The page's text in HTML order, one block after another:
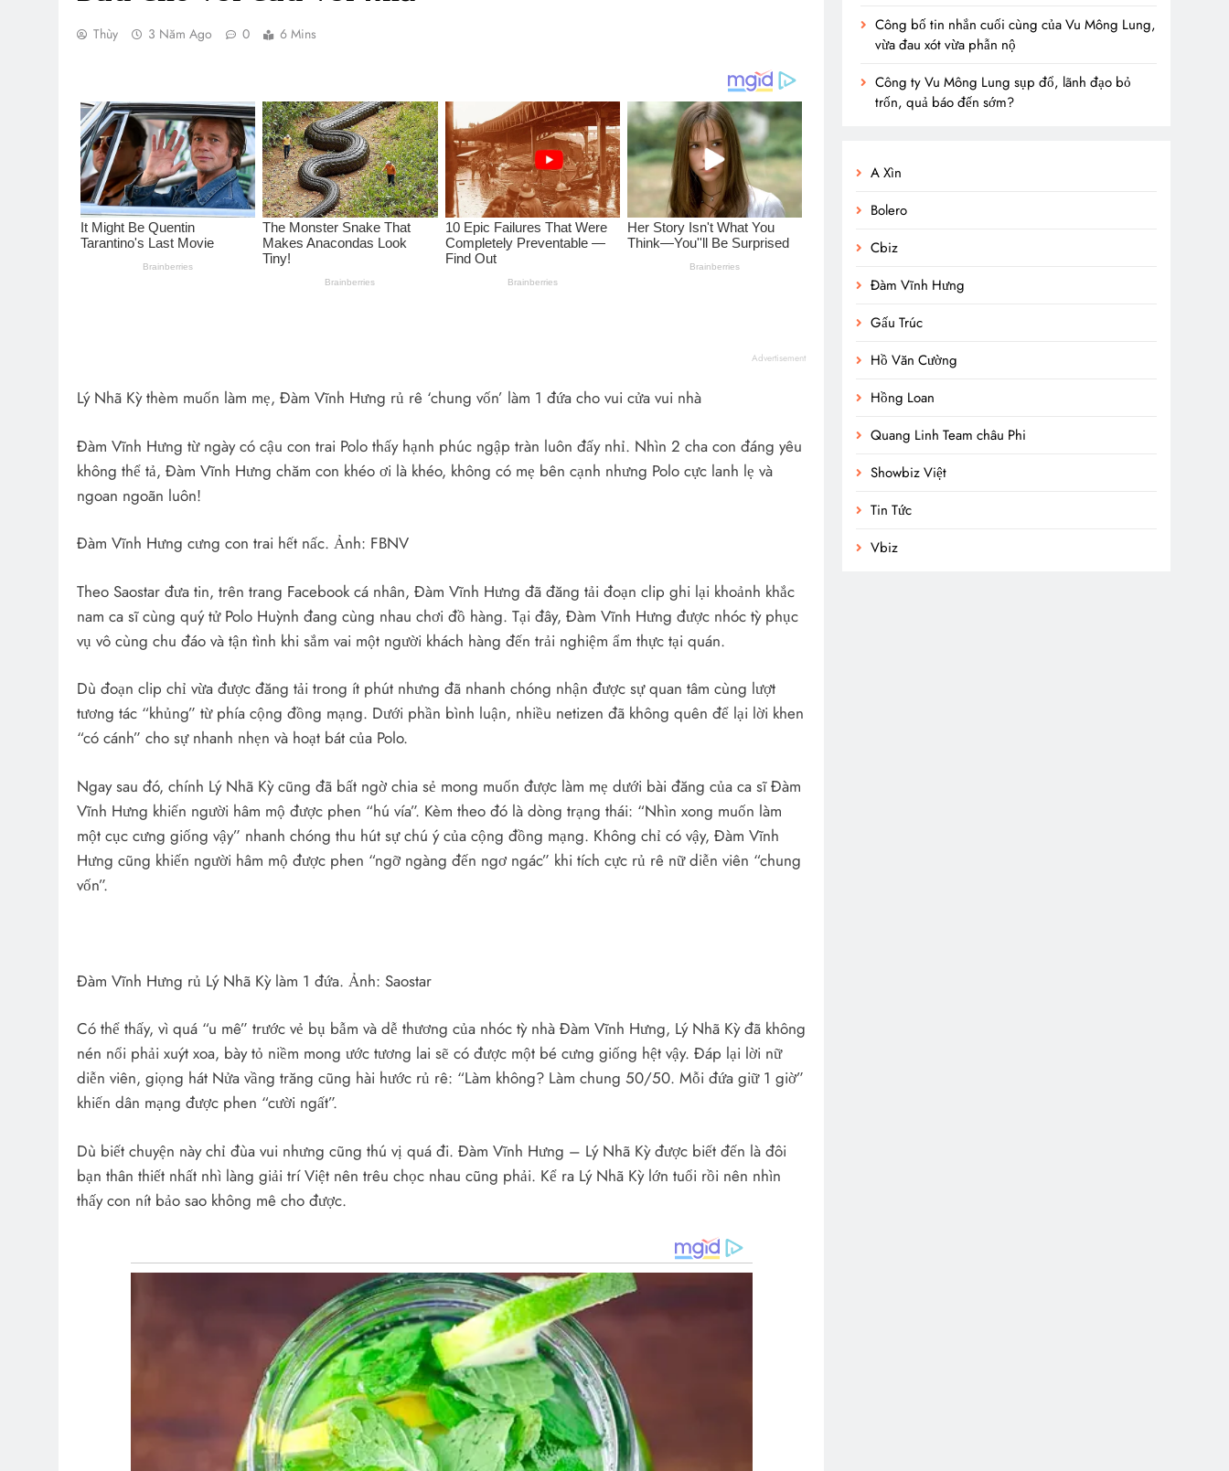
Thùy 3 Năm Ago 0 6 Mins
Advertisement
Lý Nhã Kỳ thèm muốn làm mẹ, Đàm Vĩnh Hưng rủ rê ‘chung vốn’ làm 1 đứa cho vui cửa vui nhà
Đàm Vĩnh Hưng từ ngày có cậu con trai Polo thấy hạnh phúc ngập tràn luôn đấy nhỉ. Nhìn 2 cha con đáng yêu
không thể tả, Đàm Vĩnh Hưng chăm con khéo ơi là khéo, không có mẹ bên cạnh nhưng Polo cực lanh lẹ và
ngoan ngoãn luôn!
Đàm Vĩnh Hưng cưng con trai hết nấc. Ảnh: FBNV
Theo Saostar đưa tin, trên trang Facebook cá nhân, Đàm Vĩnh Hưng đã đăng tải đoạn clip ghi lại khoảnh khắc
nam ca sĩ cùng quý tử Polo Huỳnh đang cùng nhau chơi đồ hàng. Tại đây, Đàm Vĩnh Hưng được nhóc tỳ phục
vụ vô cùng chu đáo và tận tình khi sắm vai một người khách hàng đến trải nghiệm ẩm thực tại quán.
Dù đoạn clip chỉ vừa được đăng tải trong ít phút nhưng đã nhanh chóng nhận được sự quan tâm cùng lượt
tương tác “khủng” từ phía cộng đồng mạng. Dưới phần bình luận, nhiều netizen đã không quên để lại lời khen
“có cánh” cho sự nhanh nhẹn và hoạt bát của Polo.
Ngay sau đó, chính Lý Nhã Kỳ cũng đã bất ngờ chia sẻ mong muốn được làm mẹ dưới bài đăng của ca sĩ Đàm
Vĩnh Hưng khiến người hâm mộ được phen “hú vía”. Kèm theo đó là dòng trạng thái: “Nhìn xong muốn làm
một cục cưng giống vậy” nhanh chóng thu hút sự chú ý của cộng đồng mạng. Không chỉ có vậy, Đàm Vĩnh
Hưng cũng khiến người hâm mộ được phen “ngỡ ngàng đến ngơ ngác” khi tích cực rủ rê nữ diễn viên “chung
vốn”.
Đàm Vĩnh Hưng rủ Lý Nhã Kỳ làm 1 đứa. Ảnh: Saostar
Có thể thấy, vì quá “u mê” trước vẻ bụ bẫm và dễ thương của nhóc tỳ nhà Đàm Vĩnh Hưng, Lý Nhã Kỳ đã không
nén nổi phải xuýt xoa, bày tỏ niềm mong ước tương lai sẽ có được một bé cưng giống hệt vậy. Đáp lại lời nữ
diễn viên, giọng hát Nửa vầng trăng cũng hài hước rủ rê: “Làm không? Làm chung 50/50. Mỗi đứa giữ 1 giờ”
khiến dân mạng được phen “cười ngất”.
Dù biết chuyện này chỉ đùa vui nhưng cũng thú vị quá đi. Đàm Vĩnh Hưng – Lý Nhã Kỳ được biết đến là đôi
bạn thân thiết nhất nhì làng giải trí Việt nên trêu chọc nhau cũng phải. Kể ra Lý Nhã Kỳ lớn tuổi rồi nên nhìn
thấy con nít bảo sao không mê cho được.
Công bố tin nhắn cuối cùng của Vu Mông Lung,
vừa đau xót vừa phẫn nộ
Công ty Vu Mông Lung sụp đổ, lãnh đạo bỏ
trốn, quả báo đến sớm?
A Xìn
Bolero
Cbiz
Đàm Vĩnh Hưng
Gấu Trúc
Hồ Văn Cường
Hồng Loan
Quang Linh Team châu Phi
Showbiz Việt
Tin Tức
Vbiz